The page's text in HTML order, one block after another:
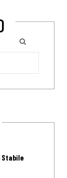
Stabile